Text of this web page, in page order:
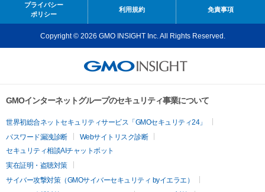
プライバシー
ポリシー
利用規約 免責事項
Copyright © 2026 GMO INSIGHT Inc. All Rights Reserved.
GMOインターネットグループのセキュリティ事業について
世界初総合ネットセキュリティサービス「GMOセキュリティ24」
パスワード漏洩診断
Webサイトリスク診断
セキュリティ相談AIチャットボット
実在証明・盗聴対策
サイバー攻撃対策（GMOサイバーセキュリティ byイエラエ）